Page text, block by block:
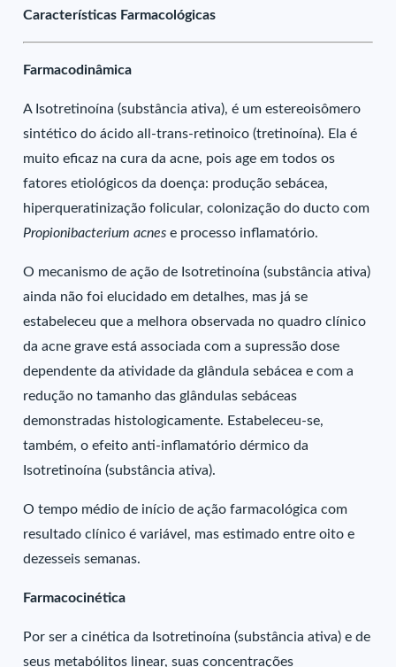
Características Farmacológicas
Farmacodinâmica
A Isotretinoína (substância ativa), é um estereoisômero
sintético do ácido all-trans-retinoico (tretinoína). Ela é
muito eficaz na cura da acne, pois age em todos os
fatores etiológicos da doença: produção sebácea,
hiperqueratinização folicular, colonização do ducto com
Propionibacterium acnes e processo inflamatório.
O mecanismo de ação de Isotretinoína (substância ativa)
ainda não foi elucidado em detalhes, mas já se
estabeleceu que a melhora observada no quadro clínico
da acne grave está associada com a supressão dose
dependente da atividade da glândula sebácea e com a
redução no tamanho das glândulas sebáceas
demonstradas histologicamente. Estabeleceu-se,
também, o efeito anti-inflamatório dérmico da
Isotretinoína (substância ativa).
O tempo médio de início de ação farmacológica com
resultado clínico é variável, mas estimado entre oito e
dezesseis semanas.
Farmacocinética
Por ser a cinética da Isotretinoína (substância ativa) e de
seus metabólitos linear, suas concentrações